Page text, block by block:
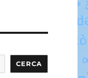
CERCA